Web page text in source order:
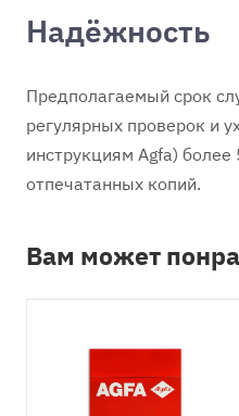
Надёжность
Предполагаемый срок
регулярных проверок и
инструкциям Agfa)
отпечатанных копий.
Вам может